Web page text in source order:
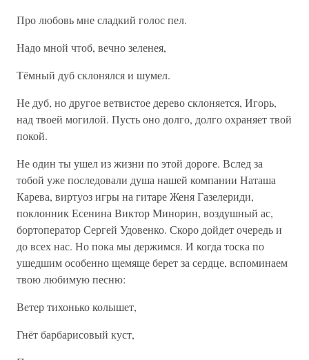
Про любовь мне сладкий голос пел.
Надо мной чтоб, вечно зеленея,
Тёмный дуб склонялся и шумел.
Не дуб, но другое ветвистое дерево склоняется, Игорь,
над твоей могилой. Пусть оно долго, долго охраняет твой
покой.
Не один ты ушел из жизни по этой дороге. Вслед за
тобой уже последовали душа нашей компании Наташа
Карева, виртуоз игры на гитаре Женя Газелериди,
поклонник Есенина Виктор Минорин, воздушный ас,
бортоператор Сергей Удовенко. Скоро дойдет очередь и
до всех нас. Но пока мы держимся. И когда тоска по
ушедшим особенно щемяще берет за сердце, вспоминаем
твою любимую песню:
Ветер тихонько колышет,
Гнёт барбарисовый куст,